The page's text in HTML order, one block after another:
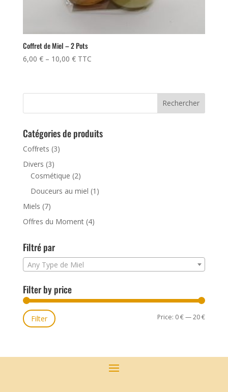
Coffret de Miel – 2 Pots
6,00 €– 10,00 € TTC
Catégories de produits
Coffrets (3)
Divers (3)
Cosmétique (2)
Douceurs au miel (1)
Miels (7)
Offres du Moment (4)
Filtré par
Any Type de Miel
Filter by price
Filter Price: 0 €—20 €